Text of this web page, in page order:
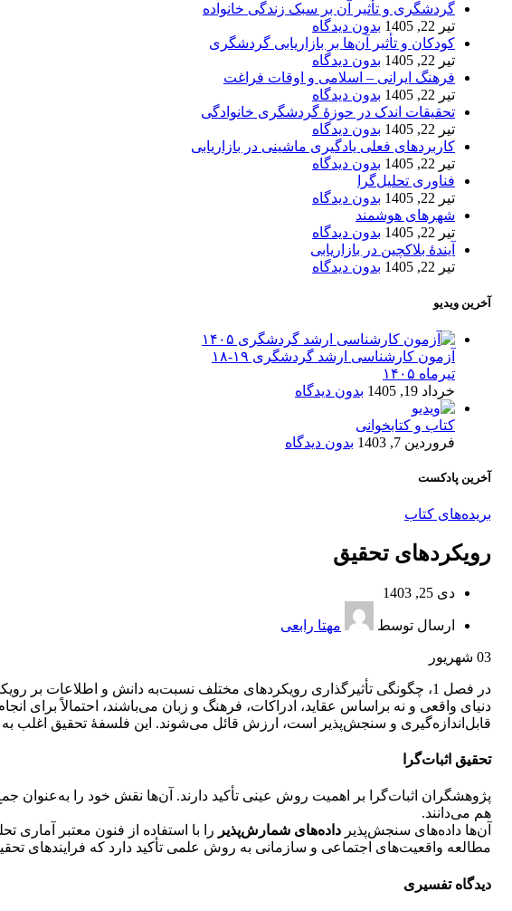
بریده‌های کتاب
رویکردهای تحقیق
دی 25, 1403
ارسال توسط مهتا رابعی
03 شهریور
در فصل 1، چگونگی تأثیرگذاری رویکرد‌های مختلف نسبت‌به دانش و اطلاعات
دنیای واقعی و نه براساس عقاید، ادراکات، فرهنگ و زبان می‌باشند، احتمالاً
قابل‌اندازه‌گیری و سنجش‌پذیر است، ارزش قائل می‌شوند. این فلسفۀ تحقیق اغلب به
تحقیق اثبات‌گرا
پژوهشگران اثبات‌گرا بر اهمیت روش عینی تأکید دارند. آن‌ها نقش خود را به‌عنوان
هم می‌دانند.
آن‌ها داده‌های سنجش‌پذیر داده‌های شمارش‌پذیر را با استفاده از فنون معتبر آماری
مطالعه واقعیت‌های اجتماعی و سازمانی به روش علمی تأکید دارد که فرایندهای
دیدگاه تفسیری
گردشگری و تأثیر آن بر سبک زندگی خانواده
تیر 22, 1405
بدون دیدگاه
کودکان و تأثیر آن‌ها بر بازاریابی گردشگری
تیر 22, 1405
بدون دیدگاه
فرهنگ ایرانی – اسلامی و اوقات فراغت
تیر 22, 1405
بدون دیدگاه
تحقیقات اندک در حوزۀ گردشگری خانوادگی
تیر 22, 1405
بدون دیدگاه
کاربردهای فعلی یادگیری ماشینی در بازاریابی
تیر 22, 1405
بدون دیدگاه
فناوری تحلیل‌گرا
تیر 22, 1405
بدون دیدگاه
شهرهای هوشمند
تیر 22, 1405
بدون دیدگاه
آیندۀ بلاکچین در بازاریابی
تیر 22, 1405
بدون دیدگاه
آخرین ویدیو
آزمون کارشناسی ارشد گردشگری ۱۹-۱۸
تیرماه ۱۴۰۵
خرداد 19, 1405
بدون دیدگاه
کتاب و کتابخوانی
فروردین 7, 1403
بدون دیدگاه
آخرین پادکست